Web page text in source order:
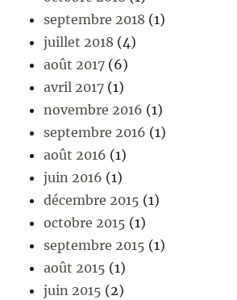
septembre 2018 (1)
juillet 2018 (4)
août 2017 (6)
avril 2017 (1)
novembre 2016 (1)
septembre 2016 (1)
août 2016 (1)
juin 2016 (1)
décembre 2015 (1)
octobre 2015 (1)
septembre 2015 (1)
août 2015 (1)
juin 2015 (2)